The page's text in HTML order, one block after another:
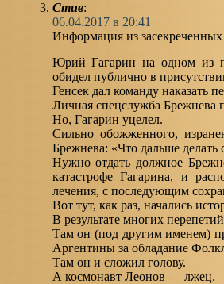
Стив:
06.04.2017 в 20:41
Информация из
Юрий Гагарин на одном из
обидел публично в
Генсек дал команду наказать
Личная спецслужба Брежнева
Но, Гагарин уцелел.
Сильно обожженного,
Брежнева: «Что дальше делать
Нужно отдать должное
катастрофе Гагарина, и
лечения, с последующим
Вот тут, как раз, начались
В результате многих
Там он (под другим именем)
Аргентины за обладание
Там он и сложил голову.
А космонавт Леонов — лжец.